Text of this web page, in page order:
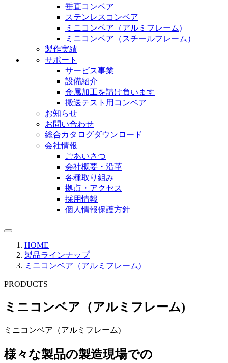
垂直コンベア
ステンレスコンベア
ミニコンベア（アルミフレーム)
ミニコンベア（スチールフレーム）
製作実績
サポート
サービス事業
設備紹介
金属加工を請け負います
搬送テスト用コンベア
お知らせ
お問い合わせ
総合カタログダウンロード
会社情報
ごあいさつ
会社概要・沿革
各種取り組み
拠点・アクセス
採用情報
個人情報保護方針
HOME
製品ラインナップ
ミニコンベア（アルミフレーム)
PRODUCTS
ミニコンベア（アルミフレーム)
ミニコンベア（アルミフレーム)
様々な製品の製造現場での